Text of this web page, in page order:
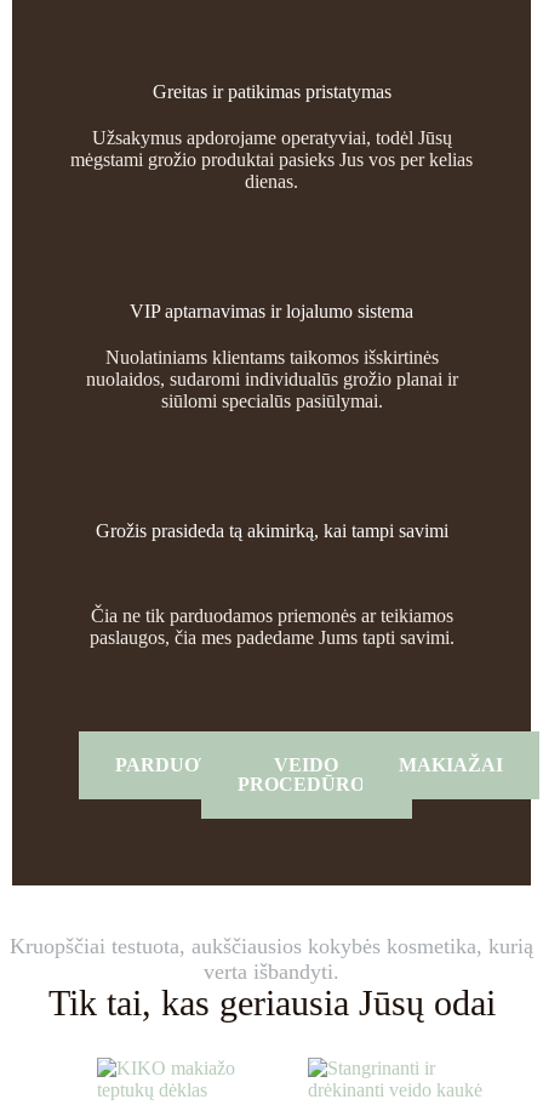
Greitas ir patikimas pristatymas
Užsakymus apdorojame operatyviai, todėl Jūsų
mėgstami grožio produktai pasieks Jus vos per kelias
dienas.
VIP aptarnavimas ir lojalumo sistema
Nuolatiniams klientams taikomos išskirtinės
nuolaidos, sudaromi individualūs grožio planai ir
siūlomi specialūs pasiūlymai.
Grožis prasideda tą akimirką, kai tampi savimi
Čia ne tik parduodamos priemonės ar teikiamos
paslaugos, čia mes padedame Jums tapti savimi.
PARDUOTUVĖ
VEIDO
PROCEDŪROS
MAKIAŽAI
Kruopščiai testuota, aukščiausios kokybės kosmetika, kurią
verta išbandyti.
Tik tai, kas geriausia Jūsų odai